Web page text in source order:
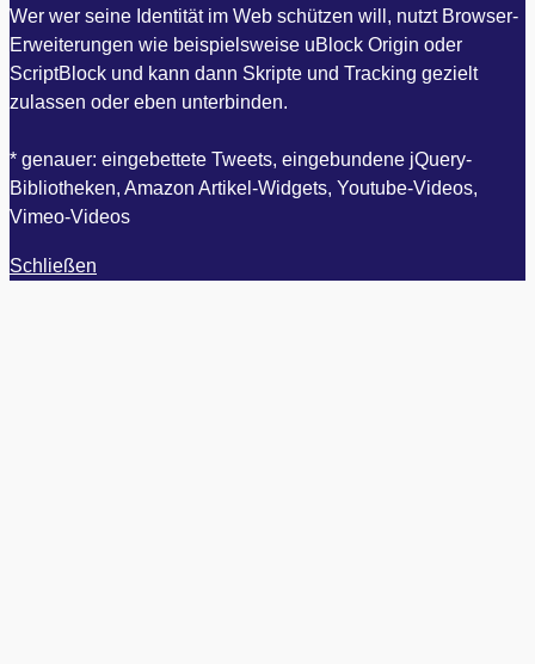
Wer wer seine Identität im Web schützen will, nutzt Browser-
Erweiterungen wie beispielsweise uBlock Origin oder
ScriptBlock und kann dann Skripte und Tracking gezielt
zulassen oder eben unterbinden.
* genauer: eingebettete Tweets, eingebundene jQuery-
Bibliotheken, Amazon Artikel-Widgets, Youtube-Videos,
Vimeo-Videos
Schließen